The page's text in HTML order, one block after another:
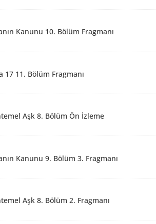
Kanunu 10. Bölüm Fragmanı
17 11. Bölüm Fragmanı
Aşk 8. Bölüm Ön İzleme
Kanunu 9. Bölüm 3. Fragmanı
Aşk 8. Bölüm 2. Fragmanı